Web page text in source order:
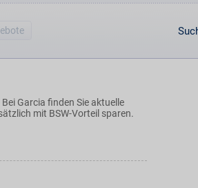
Garcia finden Sie aktuelle
mit BSW-Vorteil sparen.